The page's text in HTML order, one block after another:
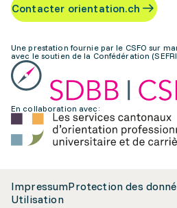
Contacter orientation.ch
Une prestation fournie par le CSFO sur
avec le soutien de la Confédération
En collaboration avec:
ImpressumProtection des
Utilisation